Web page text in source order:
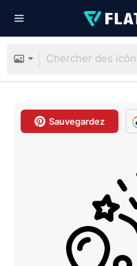
Sauvegardez